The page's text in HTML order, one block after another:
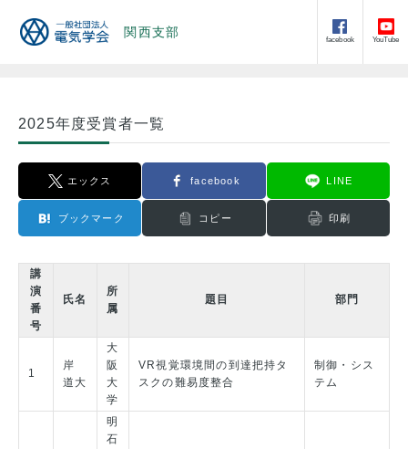
関西支部
facebook YouTube
2025年度受賞者一覧
エックス facebook LINE
ブックマーク コピー 印刷
講
演
番
号
氏名
所
属
題目 部門
1
岸
道大
大
阪
大
学
VR視覚環境間の到達把持タ
スクの難易度整合
制御・シス
テム
明
石